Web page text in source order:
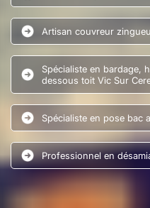
Artisan couvreur
Spécialiste en bardage,
dessous toit Vic Sur
Spécialiste en pose bac
Professionnel en